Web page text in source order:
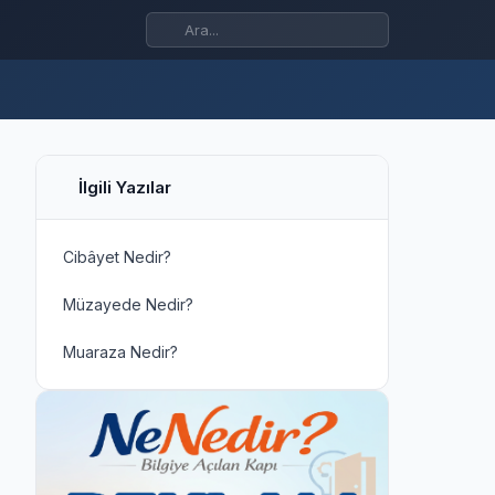
İlgili Yazılar
Cibâyet Nedir?
Müzayede Nedir?
Muaraza Nedir?